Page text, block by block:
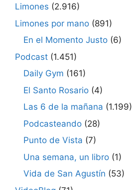
Limones (2.916)
Limones por mano (891)
En el Momento Justo (6)
Podcast (1.451)
Daily Gym (161)
El Santo Rosario (4)
Las 6 de la mañana (1.199)
Podcasteando (28)
Punto de Vista (7)
Una semana, un libro (1)
Vida de San Agustín (53)